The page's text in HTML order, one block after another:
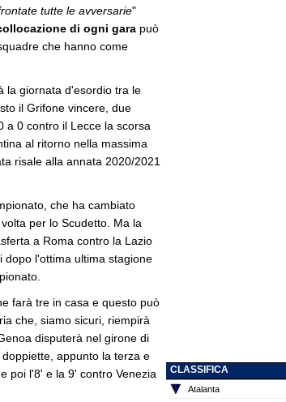
tutte le avversarie"
di ogni gara può
che hanno come
la giornata d'esordio tra le
il Grifone vincere, due
a 0 contro il Lecce la scorsa
al ritorno nella massima
risale alla annata 2020/2021
che ha cambiato
per lo Scudetto. Ma la
a Roma contro la Lazio
dopo l'ottima ultima stagione
farà tre in casa e questo può
che, siamo sicuri, riempirà
disputerà nel girone di
appunto la terza e
poi l'8' e la 9' contro Venezia
CLASSIFICA
Atalanta